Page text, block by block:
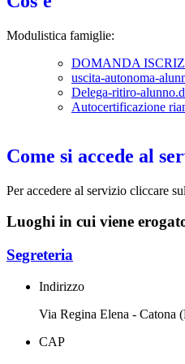
Modulistica famiglie:
DOMANDA
uscita-autonoma-
Delega-ritiro-
Autocertificazione
Come si accede al
Per accedere al servizio cliccare
Luoghi in cui viene
Segreteria
Indirizzo
Via Regina Elena - Catona
CAP